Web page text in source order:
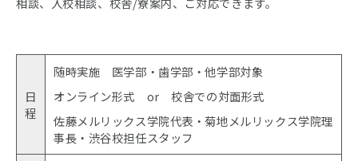
日
程
随時実施 医学部・歯学部・他学部対象
オンライン形式 or 校舎での対面形式
佐藤メルリックス学院代表・菊地メルリックス学院理
事長・渋谷校担任スタッフ